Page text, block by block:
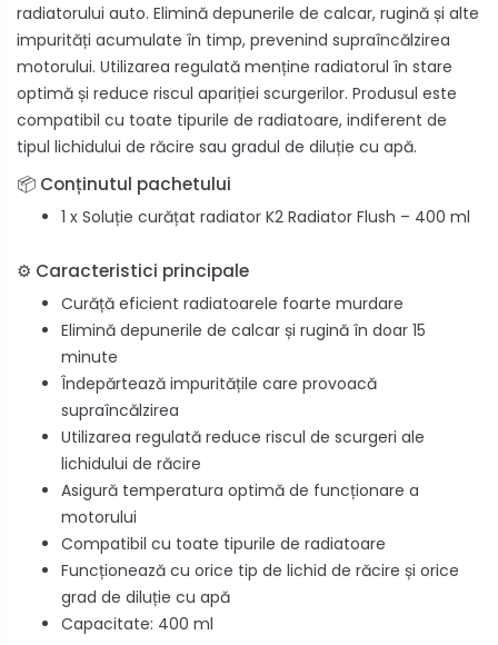
radiatorului auto. Elimină depunerile de calcar, rugină și alte
impurități acumulate în timp, prevenind supraîncălzirea
motorului. Utilizarea regulată menține radiatorul în stare
optimă și reduce riscul apariției scurgerilor. Produsul este
compatibil cu toate tipurile de radiatoare, indiferent de
tipul lichidului de răcire sau gradul de diluție cu apă.
📦 Conținutul pachetului
1 x Soluție curățat radiator K2 Radiator Flush – 400 ml
⚙️ Caracteristici principale
Curăță eficient radiatoarele foarte murdare
Elimină depunerile de calcar și rugină în doar 15
minute
Îndepărtează impuritățile care provoacă
supraîncălzirea
Utilizarea regulată reduce riscul de scurgeri ale
lichidului de răcire
Asigură temperatura optimă de funcționare a
motorului
Compatibil cu toate tipurile de radiatoare
Funcționează cu orice tip de lichid de răcire și orice
grad de diluție cu apă
Capacitate: 400 ml